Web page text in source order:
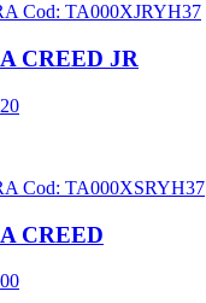
Cod: TA000XJRYH37
CREED JR
Cod: TA000XSRYH37
CREED